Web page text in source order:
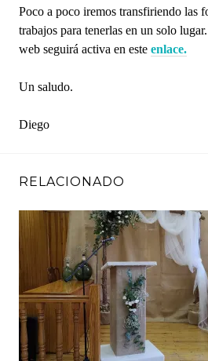
Poco a poco iremos transfiriendo las
trabajos para tenerlas en un solo
web seguirá activa en este enlace.
Un saludo.
Diego
RELACIONADO